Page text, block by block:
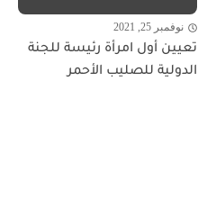
نوفمبر 25, 2021
تعيين أول امرأة رئيسة للجنة
الدولية للصليب الأحمر